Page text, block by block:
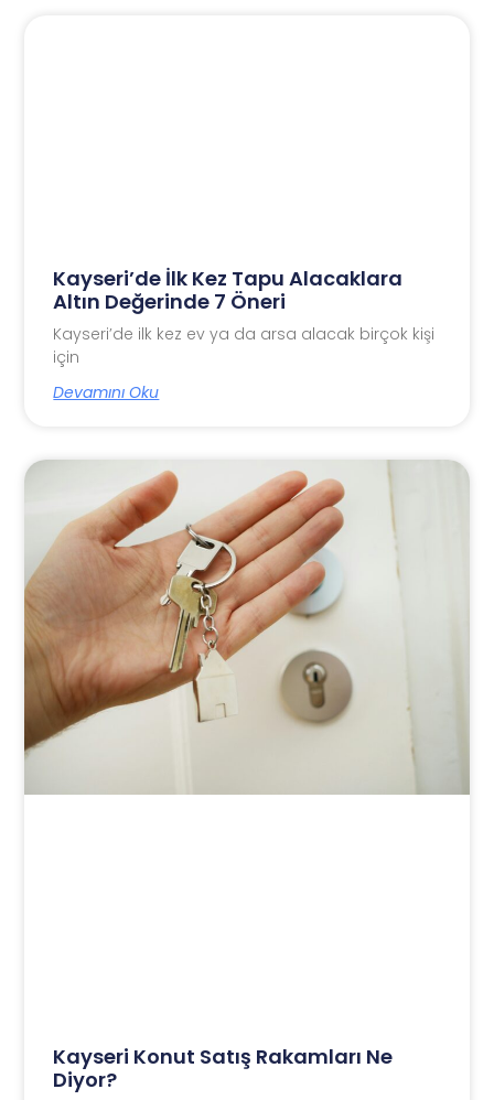
Kayseri’de İlk Kez Tapu Alacaklara
Altın Değerinde 7 Öneri
Kayseri’de ilk kez ev ya da arsa alacak birçok kişi
için
Devamını Oku
Kayseri Konut Satış Rakamları Ne
Diyor?